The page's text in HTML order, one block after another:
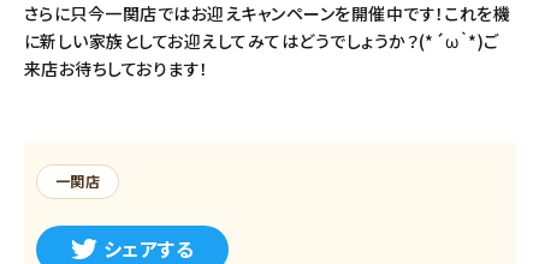
さらに只今一関店ではお迎えキャンペーンを開催中です！これを機
に新しい家族としてお迎えしてみてはどうでしょうか？(*´ω｀*)ご
来店お待ちしております！
一関店
シェアする